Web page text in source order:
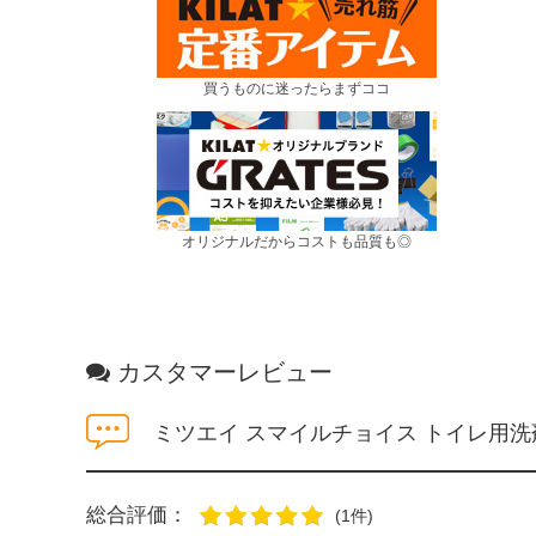
買うものに迷ったらまずココ
オリジナルだからコストも品質も◎
カスタマーレビュー
ミツエイ スマイルチョイス トイレ用
総合評価： (1件)